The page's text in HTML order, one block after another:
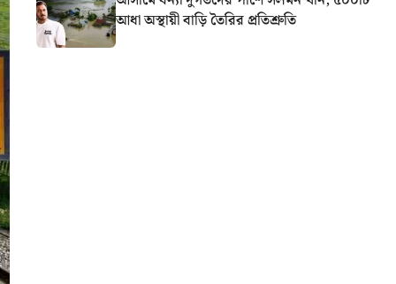
আধা অস্থায়ী বাড়ি তৈরির প্রতিশ্রুতি